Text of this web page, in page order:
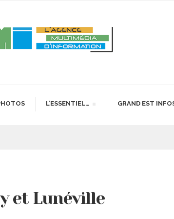
L’ESSENTIEL… GRAND EST
et Lunéville